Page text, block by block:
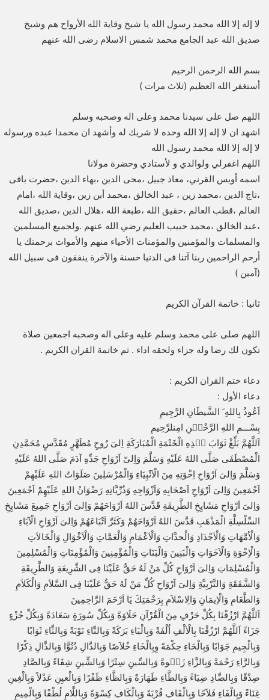
لا إله إلا الله محمد رسول الله يا شيخ وقاية الله الأرواح هم وشيخ
صديق الله عبد الجامع محمد شمس الاسلام رضى الله عنهم
بسم الله الرحمن الرحيم
أستغفر الله العظيم (ثلاث مرات )
اللهم صل على سيدنا محمد وعلى اله وصحبه وسلم
اشهد ان لا إله إلا الله وحده لا شريك له وأشهد ان محمدا عبده ورسوله
لا إله إلا الله محمد رسول الله
اللهم اغفرلي ولوالدي و لأستادي وحضرة مولانا
اسمه أويس القرني، معاذ جبيل ،محى الدين ،بهاء الدين ،حضرت باقى
،تاج الدين ،محمد زين ، عبد الخالق ،محمد أبن زين ،وقاية الله ،امام
العالم ،قطب العالم ،حقيق الله ،طبعة الله ،هلال الدين ،صديق الله
،عبد الخالق ،محمد حبيب العليم رضي الله عنهم .ولجميع المسلمين
والمسلمات والمؤمنين والمؤمنات الأحياء منهم والأموات برحمتك يا
أرحم الراحمين ربنا آتنا فى الدنيا حسنة والآخرة ينفقون فى سبيل الله
(آمين )
ثانيا : خاتمة القرآن الكريم
اللهم صلى على محمد وسلم عليه وعلى اله وصحبه اجمعين صلاة
تكون لك رضا وله جزاء ولحقه اداء . ثم خاتمة القران الكريم .
دعاء ختم القران الكريم :
دعاء الأول :
اَعُوذُ بِاللهِ َ الشَّيطَانِ الرَّجِيمِ
بِسْـــمِ اللهِ الرَّحْمۤنِ امِنلرَّحِيمِ
اَللَّهُمَّ بَلِّغْ ثَوَابَ هۤذِهِ الْخَتْمَةِ الْمُبَارَكَةِ اِلىَ رُوحِ مُطَهَّرٍ مُقَدَّسٍ مُحَمَّدِنِ
الْمُصْطَفَى صَلَّى اللهُ عَلَيْهِ وَسَلَّمَ وَاِلىّ اَرْوَاحِ جَدِّهِ آدَمَ صَلَّى اللهُ عَلَيْهِ
وَسَلَّمَ وَاِلىَ اَرْوَاحِ اِخْوَتِهِ مِنَ الْاَنْبِيَاءِ وَالْمُرْسَلِينَ صَلَوَاتُ اللهِ عَلَيْهِمْ
اَجْمَعِينَ وَاِلىَ اَرْوَاحِ اَصْحَابِهِ وَاَزْوَاجِهِ وَذُرِّيَّاتِهِ رَضْوَانُ اللهِ عَلَيْهِمْ اَجْمَعِينَ
وَاِلىَ اَرْوَاحِ مَشَايِخِ الطَّرِيقَةِ قَدَّسَ اللهُ اَرْوَاحَهُمْ وَاِلىَ اَرْوَاحِ جَمِيعَ مَشَايِخِ
السِّلْسِلَّةِ الْمَذْهَبِ قَدَّسَ اللهُ اَرْوَاحَهُمْ وَكَثَرَّ اَتْبَاعَهُمْ وَاِلىَ اَرْوَاحِ الْآبَاءِ
وَالْاُمَّهَاتِ وَالْاَجْدَادِ وَالْجدَّاتِ وَالْاَعْمَامِ وَالْعَمَّاتِ وَالْاَخْوَالِ وَالْخَالاَتِ
وَالْاِخْوَةِ وَالْاَخَوَاتِ وَالْبَنِينَ وَالْبَنَاتِ وَالْمُؤْمِنِينَ وَالْمُؤْمِنَاتِ وَالْمُسْلِمِينَ
وَالْمُسْلِمَاتِ وَاِلىَ اَرْوَاحِ كُلِّ مَنْ لَهُ حَقٌّ عَلَيْنَا فِى الشَّرِيعَةِ وَالطَّرِيقَةِ
وَالشَّفَقَةِ وَالتَّرْبِيَّةِ وَاِلىَ اَرْوَاحِ كُلِّ مَنْ لَهُ حَقٌّ عَلَيْنَا فِى السَّلاَمِ وَالْكَلاَمِ
وَالطَّعَامِ وَالْاِيمَانِ وَالِاسْلاَمِ بِرَحْمَتِكَ يَا اَرْحَمَ الرَّاحِمِينَ
اَللَّهُمَّ ارْزُقْنَا بِكُلِّ حَرْفٍ مِنَ الْقُرْآنِ حَلَاوَةً وَبِكُلِّ سُورَةٍ سَعَادَةً وَبِكُلِّ جُزْءٍ
جَزَاءً اَللَّهُمَّ ارْزُقْنَا بِالْاَلْفِ اُلْفَةً وَبِالْبَاءِ بَرَكَةً وَبِالتَّاءِ تَوْبَةً وَبِالثَّاءِ ثَوَابًا
وَبِالْجِيمِ جَوَابًا وَبِالْحَاءِ حِكْمَةً وِبِالْخَاءِ خُلاَصًا وَبِالدَّالِ دُنُوًّا وَبِالذَّالِ ذِكْرًا
وَبِالرَّاءِ رَحْمَةً وَبِالزَّاءِ زَكۤوةً وَبِالسِّينِ سِتْرًا وَبِالشِّينِ شِفَاءً وَبِالصَّادِ
صِدْقًا وَبِالضَّادِ ضِيَاءً وَبِالطَّاءِ طَهَارَةً وَبِالظَّاءِ ظَفْرًا وَبِالْعيِنِ عَدْلاً وَبِالْغِينِ
غِنَاءً وَبِالْفَاءِ فَلاَحًا وَبِالْقَافِ قُرْبَةً وَبِالْكَافِ كِسْوَةً وَبِاللَّامِ لُطْفًا وَبِالْمِيمِ